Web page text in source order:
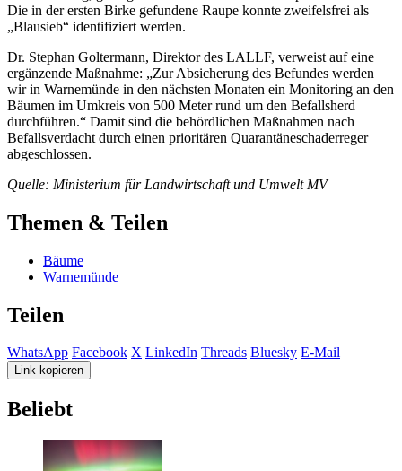
Die in der ersten Birke gefundene Raupe konnte zweifelsfrei als
„Blausieb“ identifiziert werden.
Dr. Stephan Goltermann, Direktor des LALLF, verweist auf eine
ergänzende Maßnahme: „Zur Absicherung des Befundes werden
wir in Warnemünde in den nächsten Monaten ein Monitoring an den
Bäumen im Umkreis von 500 Meter rund um den Befallsherd
durchführen.“ Damit sind die behördlichen Maßnahmen nach
Befallsverdacht durch einen prioritären Quarantäneschaderreger
abgeschlossen.
Quelle: Ministerium für Landwirtschaft und Umwelt MV
Themen & Teilen
Bäume
Warnemünde
Teilen
WhatsApp Facebook X LinkedIn Threads Bluesky E-Mail
Link kopieren
Beliebt